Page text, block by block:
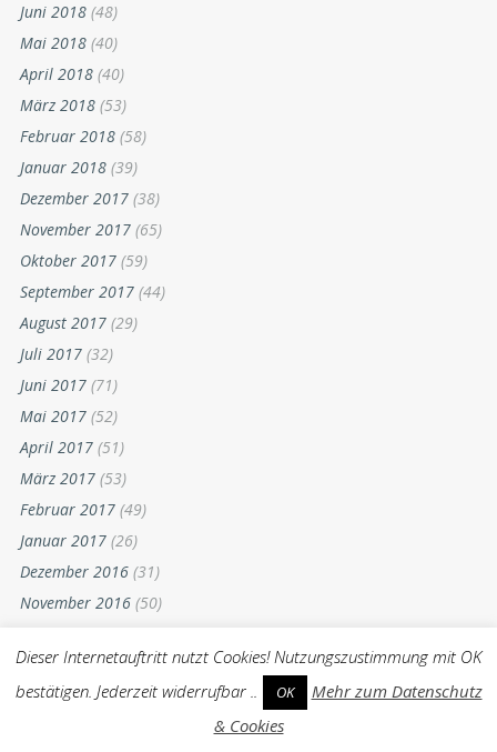
Juni 2018 (48)
Mai 2018 (40)
April 2018 (40)
März 2018 (53)
Februar 2018 (58)
Januar 2018 (39)
Dezember 2017 (38)
November 2017 (65)
Oktober 2017 (59)
September 2017 (44)
August 2017 (29)
Juli 2017 (32)
Juni 2017 (71)
Mai 2017 (52)
April 2017 (51)
März 2017 (53)
Februar 2017 (49)
Januar 2017 (26)
Dezember 2016 (31)
November 2016 (50)
September 2016(57)
August 2016(32)
Dieser Internetauftritt nutzt Cookies! Nutzungszustimmung mit OK
bestätigen. Jederzeit widerrufbar ..
OK
Mehr zum Datenschutz
& Cookies